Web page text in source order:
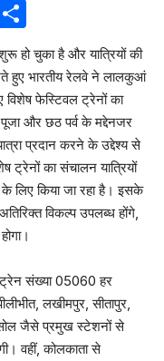
हो चुका है और यात्रियों की
हुए भारतीय रेलवे ने लालकुआं
फेस्टिवल ट्रेनों का
पूजा और छठ पर्व के मद्देनजर
प्रदान करने के उद्देश्य से
ट्रेनों का संचालन यात्रियों
लिए किया जा रहा है। इसके
विकल्प उपलब्ध होंगे,
संख्या 05060 हर
लखीमपुर, सीतापुर,
जैसे प्रमुख स्टेशनों से
वहीं, कोलकाता से